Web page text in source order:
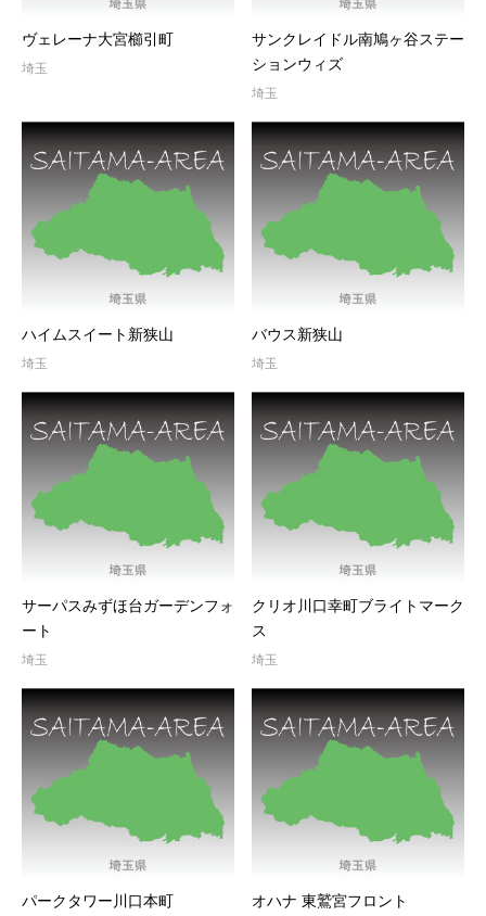
ヴェレーナ大宮櫛引町
埼玉
サンクレイドル南鳩ヶ谷ステー
ションウィズ
埼玉
ハイムスイート新狭山
埼玉
バウス新狭山
埼玉
サーパスみずほ台ガーデンフォ
ート
埼玉
クリオ川口幸町ブライトマーク
ス
埼玉
パークタワー川口本町 オハナ 東鷲宮フロント